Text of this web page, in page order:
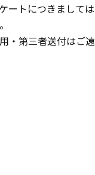
ートにつきまして
・第三者送付はご遠